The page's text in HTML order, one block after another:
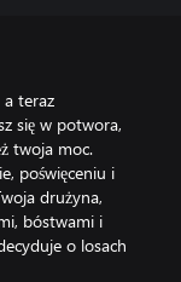
a teraz
się w potwora,
twoja moc.
poświęceniu i
drużyna,
bóstwami i
o losach